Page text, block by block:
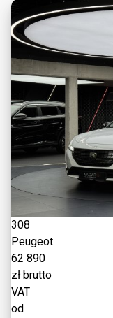
308
Peugeot
62 890
zł brutto
VAT
od